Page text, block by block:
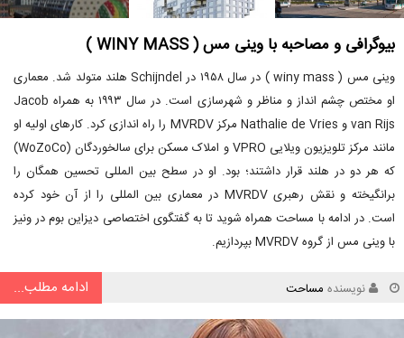
بیوگرافی و مصاحبه با وینی مس ( WINY MASS )
وینی مس ( winy mass ) در سال ۱۹۵۸ در Schijndel هلند متولد شد. معماری
او مختص چشم انداز و مناظر و شهرسازی است. در سال ۱۹۹۳ به همراه Jacob
van Rijs و Nathalie de Vries مرکز MVRDV را راه اندازی کرد. کارهای اولیه او
مانند مرکز تلویزیون ویلایی VPRO و املاک مسکن برای سالخوردگان (WoZoCo)
که هر دو در هلند قرار داشتند؛ بود. او در سطح بین المللی تحسین همگان را
برانگیخته و نقش رهبری MVRDV در معماری بین المللی را از آن خود کرده
است. در ادامه با مساحت همراه شوید تا به گفتگوی اختصاصی دیزاین بوم در ونیز
با وینی مس از گروه MVRDV بپردازیم.
نویسنده مساحت ادامه مطلب...